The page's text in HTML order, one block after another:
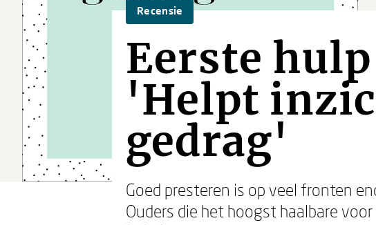
Recensie
Eerste
'Helpt
gedrag'
Goed presteren is op veel fronten
Ouders die het hoogst haalbare